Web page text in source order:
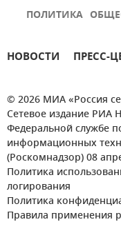
ПОЛИТИКА
НОВОСТИ ПРЕСС-
© 2026 МИА «Россия
Сетевое издание РИА
Федеральной службе
информационных
(Роскомнадзор) 08
Политика
логирования
Политика
Правила применения